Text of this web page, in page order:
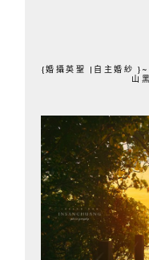
{婚攝英聖 |自主婚紗
山